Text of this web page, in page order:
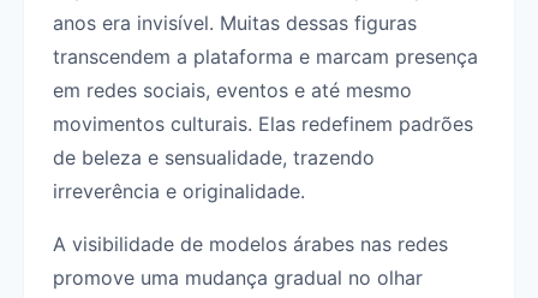
anos era invisível. Muitas dessas figuras
transcendem a plataforma e marcam presença
em redes sociais, eventos e até mesmo
movimentos culturais. Elas redefinem padrões
de beleza e sensualidade, trazendo
irreverência e originalidade.
A visibilidade de modelos árabes nas redes
promove uma mudança gradual no olhar